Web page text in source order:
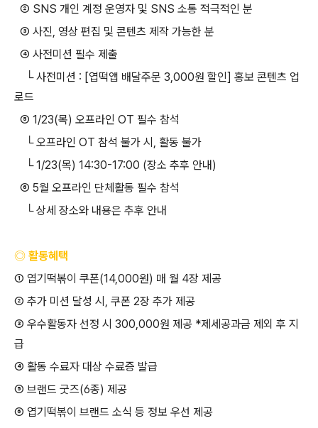
② SNS 개인 계정 운영자 및 SNS 소통 적극적인 분
③ 사진, 영상 편집 및 콘텐츠 제작 가능한 분
④ 사전미션 필수 제출
└사전미션 : [엽떡앱 배달주문 3,000원 할인] 홍보 콘텐츠 업
로드
⑤ 1/23(목) 오프라인 OT 필수 참석
└오프라인 OT 참석 불가 시 , 활동 불가
└ 1/23(목) 14:30-17:00 (장소 추후 안내)
⑥ 5월 오프라인 단체활동 필수 참석
└상세 장소와 내용은 추후 안내
◎ 활동혜택
① 엽기떡볶이 쿠폰(14,000원) 매 월 4장 제공
② 추가 미션 달성 시 , 쿠폰 2장 추가 제공
③ 우수활동자 선정 시 300,000원 제공 *제세공과금 제외 후 지
급
④ 활동 수료자 대상 수료증 발급
⑤ 브랜드 굿즈(6종) 제공
⑥ 엽기떡볶이 브랜드 소식 등 정보 우선 제공